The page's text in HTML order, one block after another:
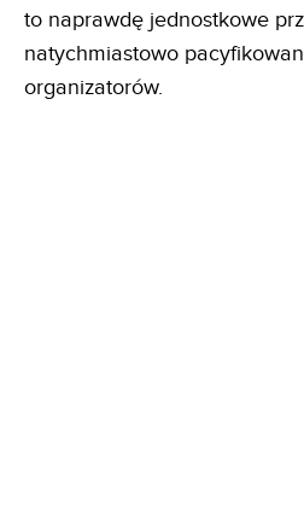
to naprawdę jednostkowe
natychmiastowo
organizatorów.